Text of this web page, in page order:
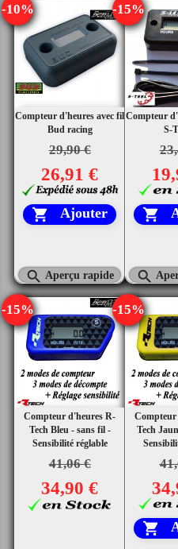
Compteur d'heures avec fil
Bud racing
29,90 €
-10%
26,91 €
 Ajouter
 Aperçu rapide
Compteur
S-
-15%


Compteur d'heures R-
Tech Bleu - sans fil -
Sensibilité réglable
41,06 €
-15%
34,90 €
Tech
-15%
